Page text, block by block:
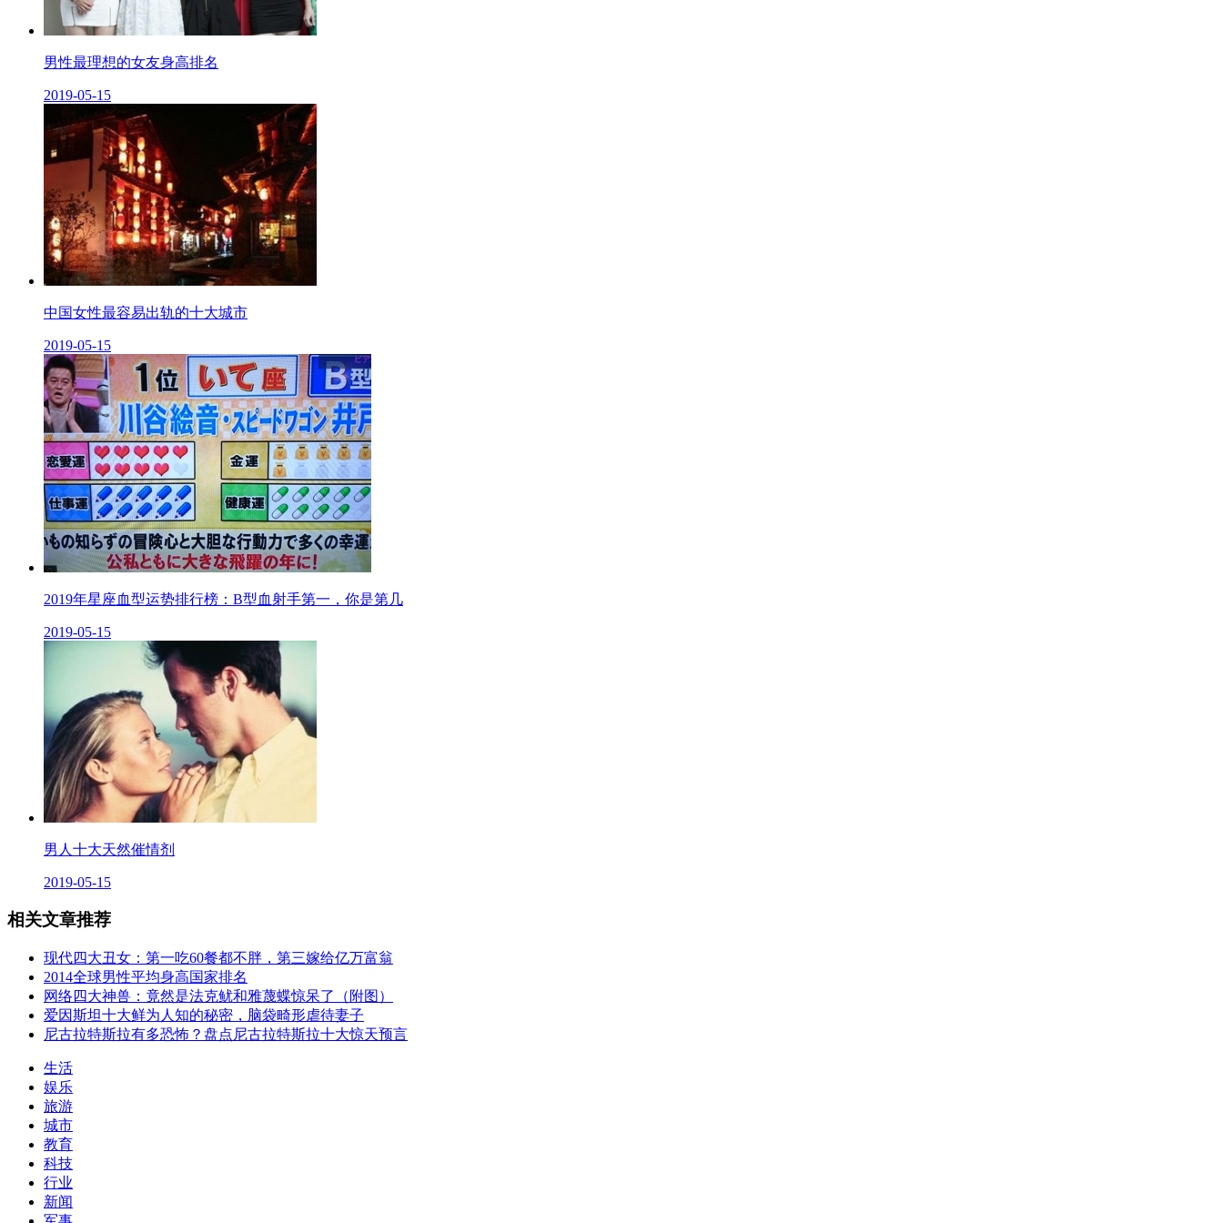
男性最理想的女友身高排名
2019-05-15
中国女性最容易出轨的十大城市
2019-05-15
2019年星座血型运势排行榜：B型血射手第一，你是第几
2019-05-15
男人十大天然催情剂
2019-05-15
相关文章推荐
现代四大丑女：第一吃60餐都不胖，第三嫁给亿万富翁
2014全球男性平均身高国家排名
网络四大神兽：竟然是法克鱿和雅蔑蝶惊呆了（附图）
爱因斯坦十大鲜为人知的秘密，脑袋畸形虐待妻子
尼古拉特斯拉有多恐怖？盘点尼古拉特斯拉十大惊天预言
生活
娱乐
旅游
城市
教育
科技
行业
新闻